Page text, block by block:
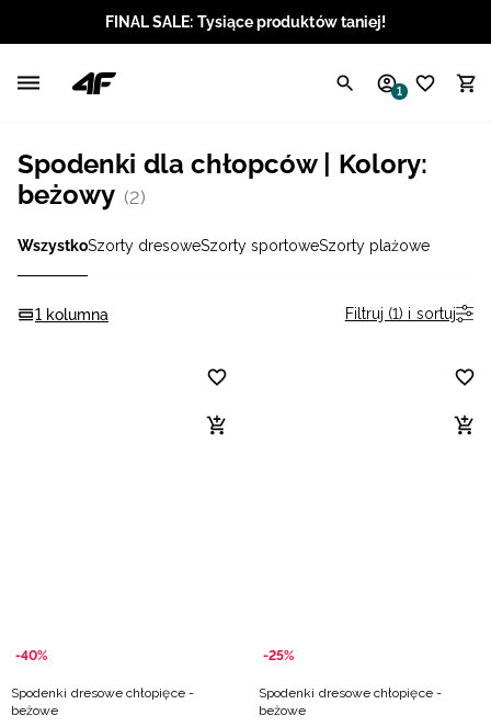
FINAL SALE: Tysiące produktów taniej!
1
Spodenki dla chłopców | Kolory:
beżowy (2)
WszystkoSzorty dresoweSzorty sportoweSzorty plażowe
1 kolumna Filtruj (1) i sortuj
-40%
Spodenki dresowe chłopięce -
beżowe
-25%
Spodenki dresowe chłopięce -
beżowe
Angielski / USD